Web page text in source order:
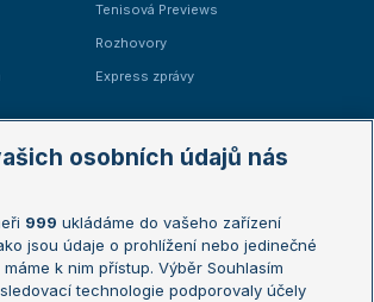
Tenisová Previews
Rozhovory
Express zprávy
Australian Open
French Open
Wimbledon
osobních údajů nás
999 ukládáme do vašeho zařízení
jsou údaje o prohlížení nebo jedinečné
k nim přístup. Výběr Souhlasím
technologie podporovaly účely